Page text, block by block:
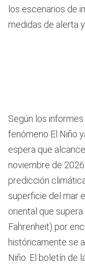
los escenarios de
medidas de alerta
Según los informes
fenómeno El Niño
espera que
noviembre de
predicción
superficie del mar
oriental que
Fahrenheit) por
históricamente se
Niño. El boletín de